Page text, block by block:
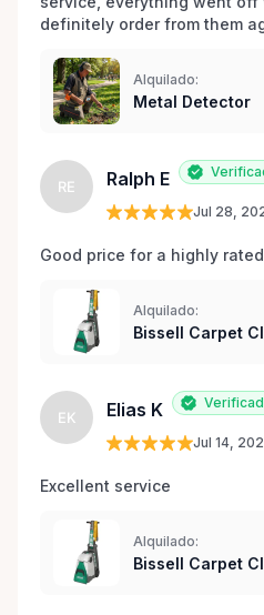
definitely order from them
Alquilado:
Metal Detector
RE Ralph E
Jul 28,
Good price for a highly
Alquilado:
Bissell Carpet
EK Elias K
Jul 14,
Excellent service
Alquilado:
Bissell Carpet